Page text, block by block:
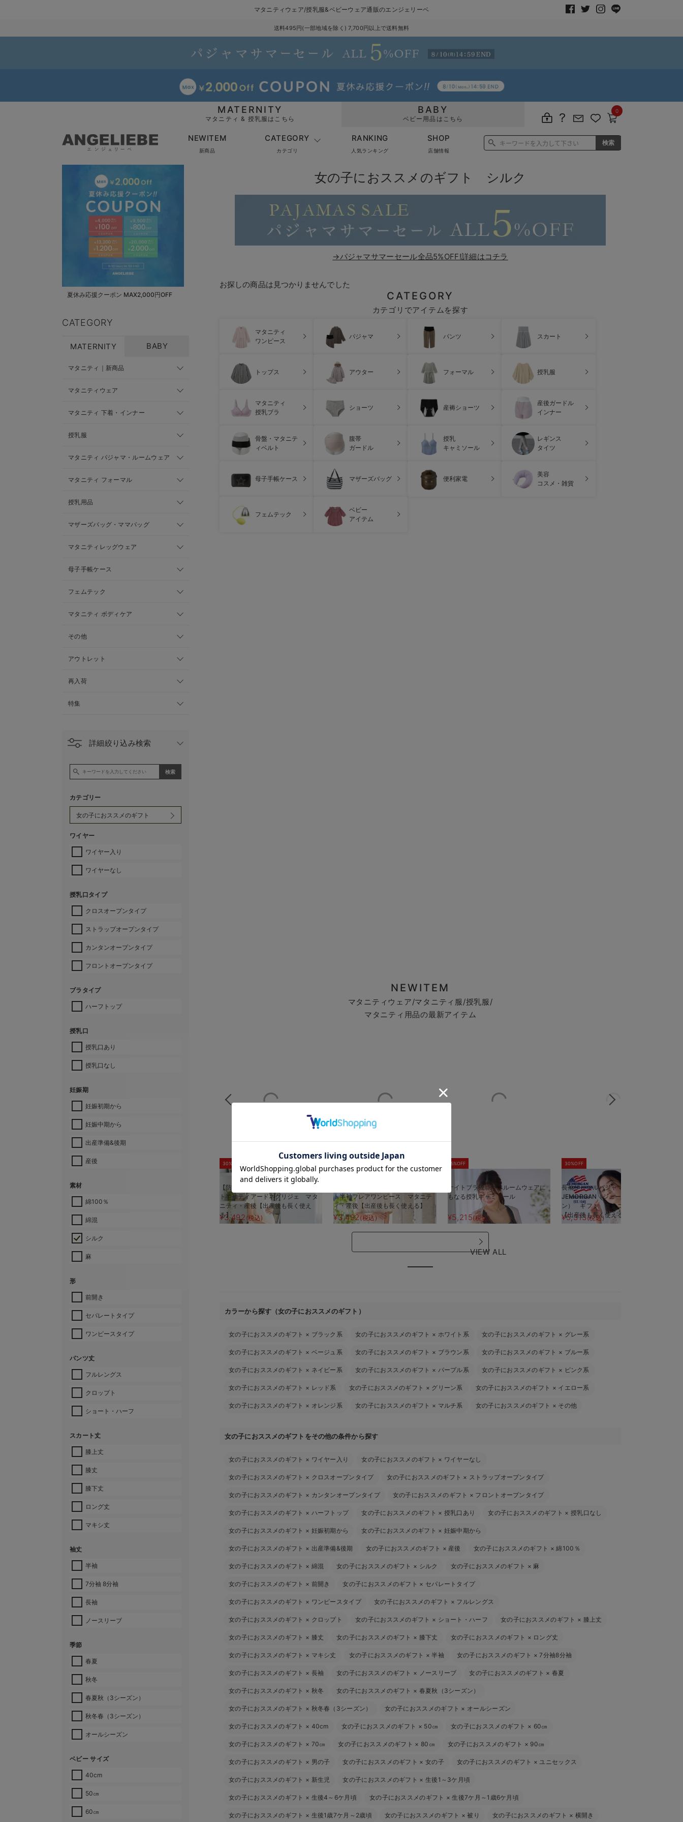
マタニティウェア/授乳服&ベビーウェア通販のエンジェリーベ
送料495円(一部地域を除く) 7,700円以上で送料無料
MATERNITY
マタニティ & 授乳服はこちら
BABY
ベビー用品はこちら
0
NEWITEM
新商品
CATEGORY
カテゴリ
RANKING
人気ランキング
SHOP
店舗情報
夏休み応援クーポン MAX2,000円OFF
CATEGORY
MATERNITY BABY
マタニティ｜新商品
マタニティウェア
マタニティ 下着・インナー
授乳服
マタニティ パジャマ・ルームウェア
マタニティ フォーマル
授乳用品
マザーズバッグ・ママバッグ
マタニティレッグウェア
母子手帳ケース
フェムテック
マタニティ ボディケア
その他
アウトレット
再入荷
特集
詳細絞り込み検索
カテゴリー
ワイヤー
ワイヤー入り
ワイヤーなし
授乳口タイプ
クロスオープンタイプ
ストラップオープンタイプ
カンタンオープンタイプ
フロントオープンタイプ
ブラタイプ
ハーフトップ
授乳口
授乳口あり
授乳口なし
妊娠期
妊娠初期から
妊娠中期から
出産準備&後期
産後
素材
綿100％
綿混
シルク
麻
形
前開き
セパレートタイプ
ワンピースタイプ
パンツ丈
フルレングス
クロップト
ショート・ハーフ
スカート丈
膝上丈
膝丈
膝下丈
ロング丈
マキシ丈
袖丈
半袖
7分袖 8分袖
長袖
ノースリーブ
季節
春夏
秋冬
春夏秋（3シーズン）
秋冬春（3シーズン）
オールシーズン
ベビー サイズ
40cm
50㎝
60㎝
女の子におススメのギフト シルク
→パジャマサマーセール全品5%OFF!詳細はコチラ
お探しの商品は見つかりませんでした
CATEGORY
カテゴリでアイテムを探す
マタニティ
ワンピース
パジャマ パンツ スカート
トップス アウター フォーマル 授乳服
マタニティ
授乳ブラ
ショーツ 産褥ショーツ
産後ガードル
インナー
骨盤・マタニテ
ィベルト
腹帯
ガードル
授乳
キャミソール
レギンス
タイツ
母子手帳ケース マザーズバッグ 便利家電
美容
コスメ・雑貨
フェムテック
ベビー
アイテム
NEWITEM
マタニティウェア/マタニティ服/授乳服/
マタニティ用品の最新アイテム
30%OFF
【防汚加工】綿混やわらかスウェッ
ト半袖ティアードネグリジェ マタ
ニティ・産後【出産後も長く使え
る】
¥3,492 (税込)
ト半袖フレアワンピース マタニテ
ィ・産後【出産後も長く使える】
¥3,492(税込)
5%OFF
ナイトブラ機能付 ルームウェアに
もなる授乳キャミソール
¥5,215(税込)
30%OFF
長袖サーマルパジャマ3点セット
JEMORGAN（ジェーイーモーガ
ン） ギフト マタニティ・産後
【出産後も長く使える】
¥5,313 (税込)
VIEW ALL
カラーから探す（女の子におススメのギフト）
女の子におススメのギフト × ブラック系 女の子におススメのギフト × ホワイト系 女の子におススメのギフト × グレー系
女の子におススメのギフト × ベージュ系 女の子におススメのギフト × ブラウン系 女の子におススメのギフト × ブルー系
女の子におススメのギフト × ネイビー系 女の子におススメのギフト × パープル系 女の子におススメのギフト × ピンク系
女の子におススメのギフト × レッド系 女の子におススメのギフト × グリーン系 女の子におススメのギフト × イエロー系
女の子におススメのギフト × オレンジ系 女の子におススメのギフト × マルチ系 女の子におススメのギフト × その他
女の子におススメのギフトをその他の条件から探す
女の子におススメのギフト × ワイヤー入り 女の子におススメのギフト × ワイヤーなし
女の子におススメのギフト × クロスオープンタイプ 女の子におススメのギフト × ストラップオープンタイプ
女の子におススメのギフト × カンタンオープンタイプ 女の子におススメのギフト × フロントオープンタイプ
女の子におススメのギフト × ハーフトップ 女の子におススメのギフト × 授乳口あり 女の子におススメのギフト × 授乳口なし
女の子におススメのギフト × 妊娠初期から 女の子におススメのギフト × 妊娠中期から
女の子におススメのギフト × 出産準備&後期 女の子におススメのギフト × 産後 女の子におススメのギフト ×綿100％
女の子におススメのギフト × 綿混 女の子におススメのギフト × シルク 女の子におススメのギフト × 麻
女の子におススメのギフト × 前開き 女の子におススメのギフト × セパレートタイプ
女の子におススメのギフト × ワンピースタイプ 女の子におススメのギフト × フルレングス
女の子におススメのギフト × クロップト 女の子におススメのギフト × ショート・ハーフ 女の子におススメのギフト × 膝上丈
女の子におススメのギフト × 膝丈 女の子におススメのギフト × 膝下丈 女の子におススメのギフト × ロング丈
女の子におススメのギフト × マキシ丈 女の子におススメのギフト ×半袖 女の子におススメのギフト ×7分袖8分袖
女の子におススメのギフト × 長袖 女の子におススメのギフト × ノースリーブ 女の子におススメのギフト ×春夏
女の子におススメのギフト × 秋冬 女の子におススメのギフト × 春夏秋（3シーズン）
女の子におススメのギフト × 秋冬春（3シーズン） 女の子におススメのギフト × オールシーズン
女の子におススメのギフト × 40cm 女の子におススメのギフト × 50㎝ 女の子におススメのギフト × 60㎝
女の子におススメのギフト × 70㎝ 女の子におススメのギフト × 80㎝ 女の子におススメのギフト × 90㎝
女の子におススメのギフト × 男の子 女の子におススメのギフト × 女の子 女の子におススメのギフト ×ユニセックス
女の子におススメのギフト × 新生児 女の子におススメのギフト × 生後1～3ケ月頃
女の子におススメのギフト × 生後4～6ケ月頃 女の子におススメのギフト ×生後7ケ月～1歳6ケ月頃
女の子におススメのギフト × 生後1歳7ケ月～2歳頃 女の子におススメのギフト ×被り 女の子におススメのギフト × 横開き
お気に入り商品を確認する